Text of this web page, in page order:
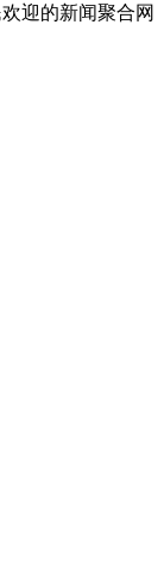
迎的新闻聚合网